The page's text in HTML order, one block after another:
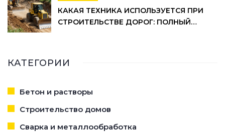
КАКАЯ ТЕХНИКА ИСПОЛЬЗУЕТСЯ ПРИ
СТРОИТЕЛЬСТВЕ ДОРОГ: ПОЛНЫЙ
КАТЕГОРИИ
Бетон и растворы
Строительство домов
Сварка и металлообработка